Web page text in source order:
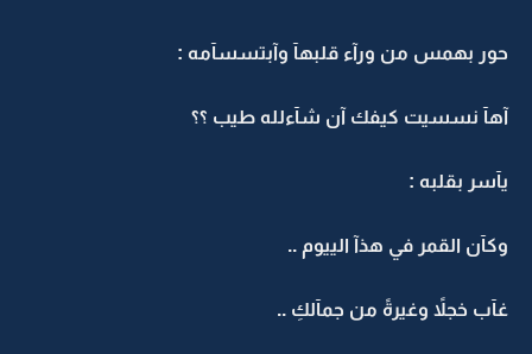
حور بهمس من ورآء قلبهآ وآبتسسآمه :
آهآ نسسيت كيفك آن شآءلله طيب ؟؟
يآسر بقلبه :
وكآن القمر في هذآ الييوم ..
غآب خجلاً وغيرةً من جمآلكِ ..